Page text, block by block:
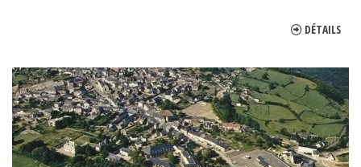
DÉTAILS